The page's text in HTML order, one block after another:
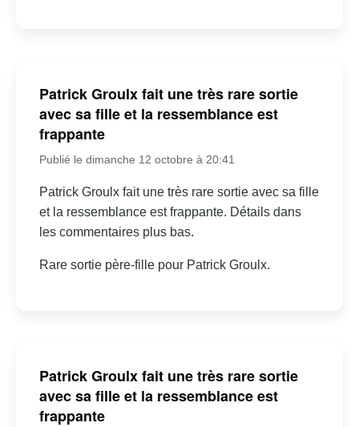
Patrick Groulx fait une très rare sortie
avec sa fille et la ressemblance est
frappante
Publié le dimanche 12 octobre à 20:41
Patrick Groulx fait une très rare sortie avec sa fille
et la ressemblance est frappante. Détails dans
les commentaires plus bas.
Rare sortie père-fille pour Patrick Groulx.
Patrick Groulx fait une très rare sortie
avec sa fille et la ressemblance est
frappante